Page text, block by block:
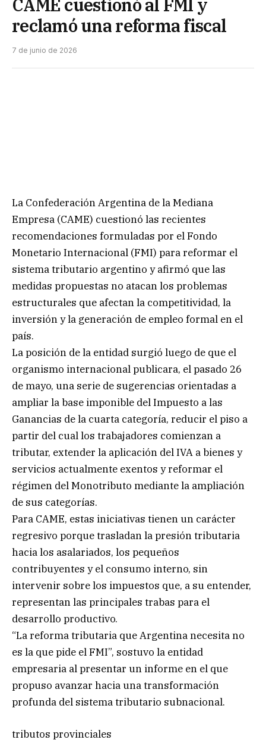
CAME cuestionó al FMI y
reclamó una reforma fiscal
7 de junio de 2026
La Confederación Argentina de la Mediana
Empresa (CAME) cuestionó las recientes
recomendaciones formuladas por el Fondo
Monetario Internacional (FMI) para reformar el
sistema tributario argentino y afirmó que las
medidas propuestas no atacan los problemas
estructurales que afectan la competitividad, la
inversión y la generación de empleo formal en el
país.
La posición de la entidad surgió luego de que el
organismo internacional publicara, el pasado 26
de mayo, una serie de sugerencias orientadas a
ampliar la base imponible del Impuesto a las
Ganancias de la cuarta categoría, reducir el piso a
partir del cual los trabajadores comienzan a
tributar, extender la aplicación del IVA a bienes y
servicios actualmente exentos y reformar el
régimen del Monotributo mediante la ampliación
de sus categorías.
Para CAME, estas iniciativas tienen un carácter
regresivo porque trasladan la presión tributaria
hacia los asalariados, los pequeños
contribuyentes y el consumo interno, sin
intervenir sobre los impuestos que, a su entender,
representan las principales trabas para el
desarrollo productivo.
“La reforma tributaria que Argentina necesita no
es la que pide el FMI”, sostuvo la entidad
empresaria al presentar un informe en el que
propuso avanzar hacia una transformación
profunda del sistema tributario subnacional.
tributos provinciales